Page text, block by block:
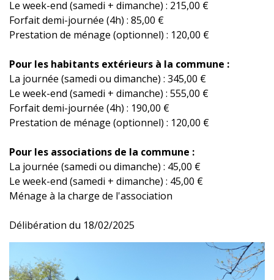
Le week-end (samedi + dimanche) : 215,00 €
Forfait demi-journée (4h) : 85,00 €
Prestation de ménage (optionnel) : 120,00 €
Pour les habitants extérieurs à la commune :
La journée (samedi ou dimanche) : 345,00 €
Le week-end (samedi + dimanche) : 555,00 €
Forfait demi-journée (4h) : 190,00 €
Prestation de ménage (optionnel) : 120,00 €
Pour les associations de la commune :
La journée (samedi ou dimanche) : 45,00 €
Le week-end (samedi + dimanche) : 45,00 €
Ménage à la charge de l'association
Délibération du 18/02/2025